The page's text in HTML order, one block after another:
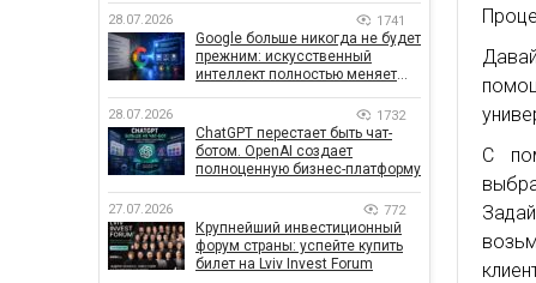
С
влияет на эффективность
кампаний
28.07.2026 1741
Google больше никогда не будет
прежним: искусственный
интеллект полностью меняет
28.07.2026 1732
ChatGPT перестает быть чат-
ботом. OpenAI создает
полноценную бизнес-платформу
27.07.2026 772
Крупнейший инвестиционный
форум страны: успейте купить
билет на Lviv Invest Forum